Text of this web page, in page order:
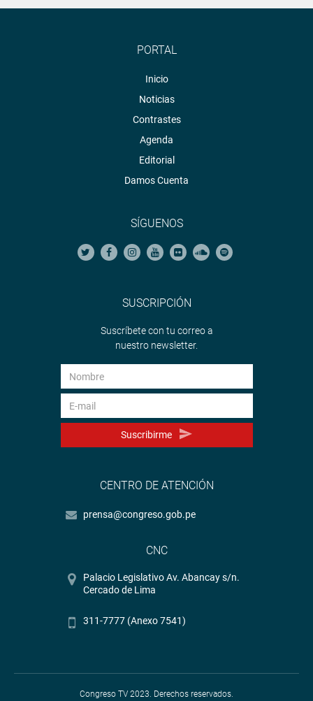
PORTAL
Inicio
Noticias
Contrastes
Agenda
Editorial
Damos Cuenta
SÍGUENOS
SUSCRIPCIÓN
Suscríbete con tu correo a
nuestro newsletter.
Suscribirme
CENTRO DE ATENCIÓN
prensa@congreso.gob.pe
CNC
Palacio Legislativo Av. Abancay s/n.
Cercado de Lima
311-7777 (Anexo 7541)
Congreso TV 2023. Derechos reservados.